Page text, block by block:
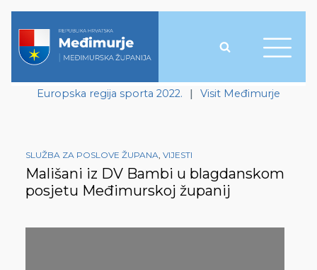
Europska regija sporta 2022. | Visit Međimurje
SLUŽBA ZA POSLOVE ŽUPANA, VIJESTI
Mališani iz DV Bambi u blagdanskom
posjetu Međimurskoj županij